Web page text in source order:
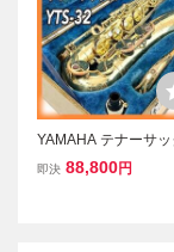
YAMAHA テナーサッ
YTS-32 管楽器 ヤマハ
即決 88,800円